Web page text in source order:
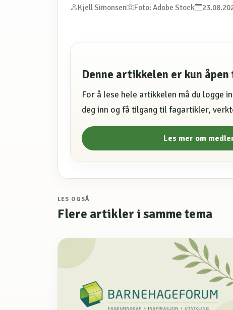
Kjell Simonsen Foto: Adobe Stock
Denne artikkelen er kun
For å lese hele artikkelen må du logge
deg inn og få tilgang til fagartikler,
Les mer om
LES OGSÅ
Flere artikler i samme tema